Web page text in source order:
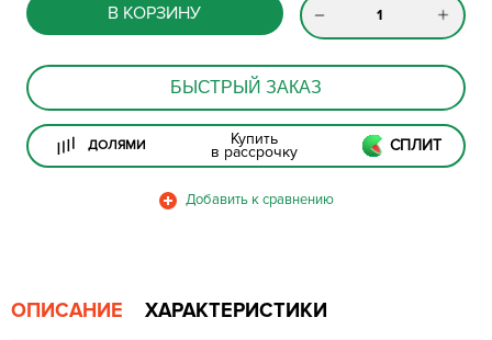
В КОРЗИНУ
БЫСТРЫЙ ЗАКАЗ
ДОЛЯМИ Купить
в рассрочку СПЛИТ
ОПИСАНИЕ ХАРАКТЕРИСТИКИ